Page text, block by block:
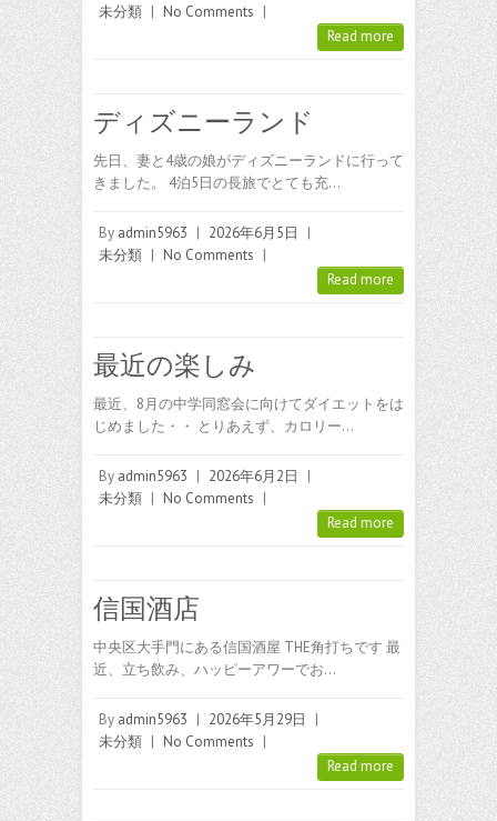
未分類 | No Comments |
Read more
ディズニーランド
先日、妻と4歳の娘がディズニーランドに行って
きました。 4泊5日の長旅でとても充…
By admin5963 | 2026年6月5日
|
未分類 | No Comments |
Read more
最近の楽しみ
最近、8月の中学同窓会に向けてダイエットをは
じめました・・ とりあえず、カロリー…
By admin5963 | 2026年6月2日
|
未分類 | No Comments |
Read more
信国酒店
中央区大手門にある信国酒屋 THE角打ちです 最
近、立ち飲み、ハッピーアワーでお…
By admin5963 | 2026年5月29日
|
未分類 | No Comments |
Read more